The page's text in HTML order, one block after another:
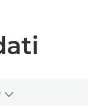
Toggle